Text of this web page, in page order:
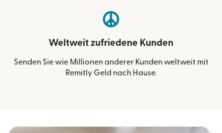
Weltweit zufriedene Kunden
Senden Sie wie Millionen anderer Kunden weltweit mit
Remitly Geld nach Hause.